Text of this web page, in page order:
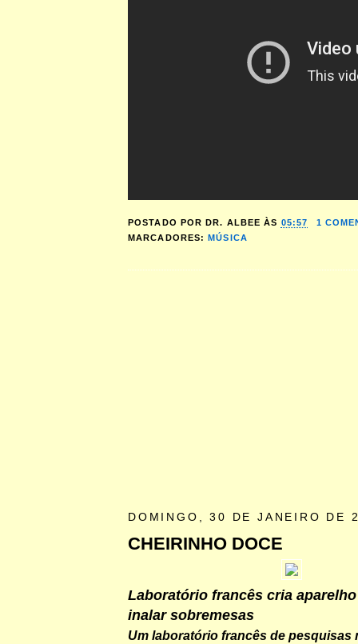
POSTADO POR DR. ALBEE ÀS 05:57
1
MARCADORES:MÚSICA
DOMINGO, 30 DE JANEIRO DE
CHEIRINHO DOCE
Laboratório francês cria
inalar sobremesas
Um laboratório francês de pesquisas